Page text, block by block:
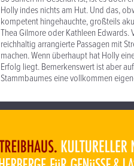
Holly indes nichts am Hut. Und das,
kompetent hingehauchte, großteils
Thea Gilmore oder Kathleen
reichhaltig arrangierte Passagen mit
machen. Wenn überhaupt hat Holly
Erfolg liegt. Bemerkenswert ist aber
Stammbaumes eine vollkommen